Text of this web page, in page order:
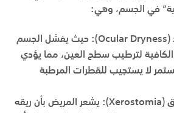
في الجسم، وهي:
(Ocular Dryness):
حيث يفشل الجسم
الكافية لترطيب سطح العين، مما يؤدي
لا يستجيب للقطرات المرطبة
(Xerostomia):
يشعر المريض بأن ريقه